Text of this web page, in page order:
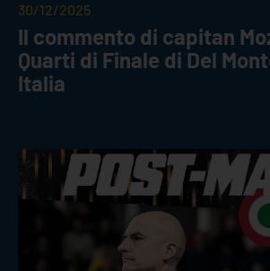
30/12/2025
Il commento di capitan
Quarti di Finale di Del
Italia